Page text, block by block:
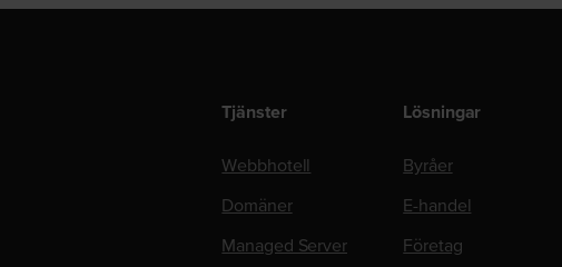
Tjänster
Webbhotell
Domäner
Managed Server
Lösningar
Byråer
E-handel
Företag